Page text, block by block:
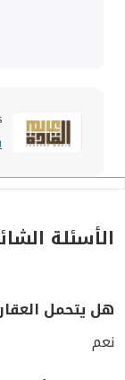
الأسئلة
هل يتحمل
نعم